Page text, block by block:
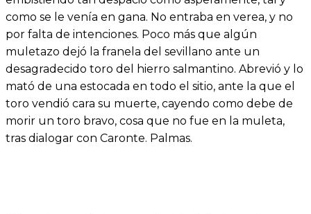
como se le venía en gana. No entraba en verea, y no
por falta de intenciones. Poco más que algún
muletazo dejó la franela del sevillano ante un
desagradecido toro del hierro salmantino. Abrevió y lo
mató de una estocada en todo el sitio, ante la que el
toro vendió cara su muerte, cayendo como debe de
morir un toro bravo, cosa que no fue en la muleta,
tras dialogar con Caronte. Palmas.